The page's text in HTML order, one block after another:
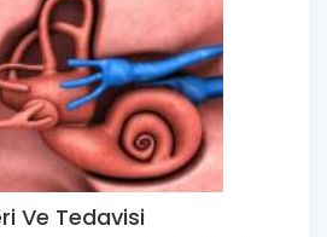
Ve Tedavisi